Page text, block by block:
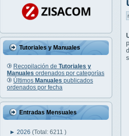
Tutoriales y Manuales
Recopilación de Tutoriales y
Manuales ordenados por categorías
Últimos Manuales publicados
ordenados por fecha
Entradas Mensuales
► 2026 (Total: 6211 )